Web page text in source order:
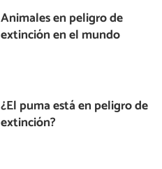
Animales en peligro de
extinción en el mundo
¿El puma está en peligro de
extinción?